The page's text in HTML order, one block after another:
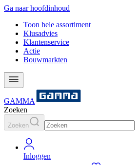
Ga naar hoofdinhoud
Toon hele assortiment
Klusadvies
Klantenservice
Actie
Bouwmarkten
GAMMA
Zoeken
Zoeken
Inloggen